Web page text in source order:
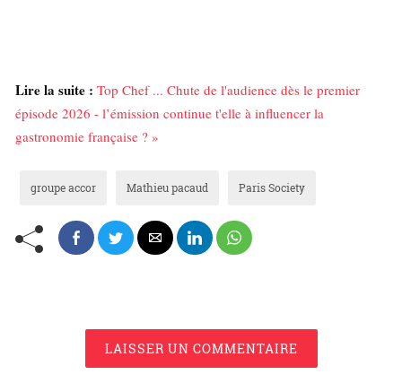
Lire la suite : Top Chef ... Chute de l'audience dès le premier
épisode 2026 - l’émission continue t'elle à influencer la
gastronomie française ? »
groupe accor Mathieu pacaud Paris Society
LAISSER UN COMMENTAIRE